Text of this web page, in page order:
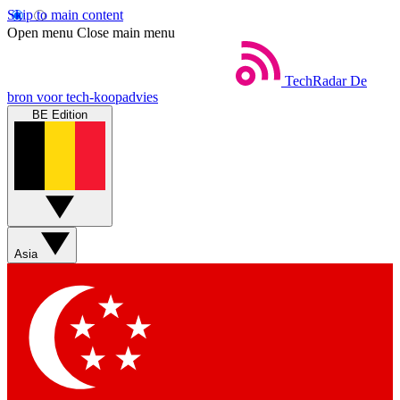
Skip to main content
Open menu Close main menu
TechRadar De
bron voor tech-koopadvies
BE Edition
Asia